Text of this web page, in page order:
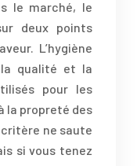
le marché, le
deux points
L’hygiène
qualité et la
pour les
la propreté des
ne saute
si vous tenez